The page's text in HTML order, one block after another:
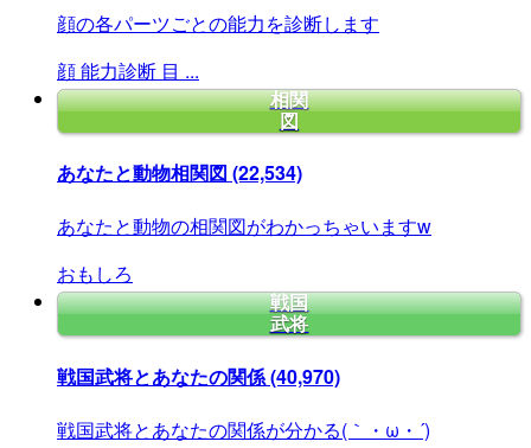
顔の各パーツごとの能力を診断します
顔能力診断 目 ...
相関
図
あなたと動物相関図 (22,534)
あなたと動物の相関図がわかっちゃいますw
おもしろ
戦国
武将
戦国武将とあなたの関係(40,970)
戦国武将とあなたの関係が分かる(｀・ω・´)